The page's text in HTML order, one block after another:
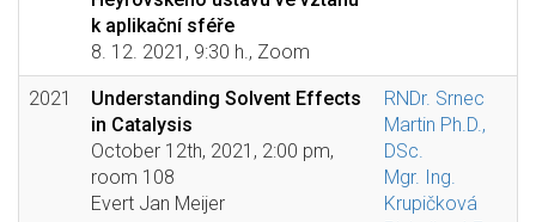
k aplikační sféře
8. 12. 2021, 9:30 h., Zoom
2021
Understanding Solvent Effects
in Catalysis
October 12th, 2021, 2:00 pm,
room 108
Evert Jan Meijer
RNDr. Srnec
Martin Ph.D.,
DSc.
Mgr. Ing.
Krupičková